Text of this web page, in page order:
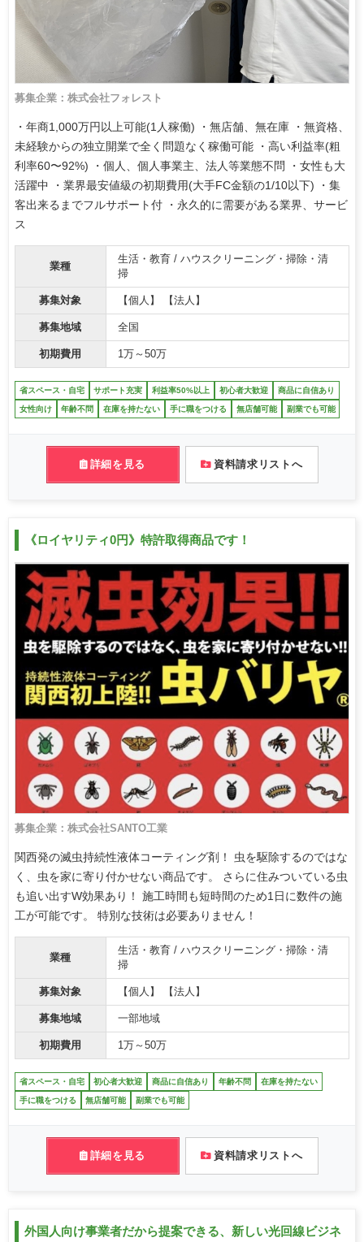
募集企業：株式会社フォレスト
・年商1,000万円以上可能(1人稼働) ・無店舗、無在庫 ・無資格、
未経験からの独立開業で全く問題なく稼働可能 ・高い利益率(粗
利率60〜92%) ・個人、個人事業主、法人等業態不問 ・女性も大
活躍中 ・業界最安値級の初期費用(大手FC金額の1/10以下) ・集
客出来るまでフルサポート付 ・永久的に需要がある業界、サービ
ス
業種
生活・教育 / ハウスクリーニング・掃除・清
掃
募集対象 【個人】 【法人】
募集地域 全国
初期費用 1万～50万
省スペース・自宅 サポート充実 利益率50%以上 初心者大歓迎 商品に自信あり
女性向け 年齢不問 在庫を持たない 手に職をつける 無店舗可能 副業でも可能
詳細を見る 資料請求リストへ
《ロイヤリティ0円》特許取得商品です！
募集企業：株式会社SANTO工業
関西発の滅虫持続性液体コーティング剤！ 虫を駆除するのではな
く、虫を家に寄り付かせない商品です。 さらに住みついている虫
も追い出すW効果あり！ 施工時間も短時間のため1日に数件の施
工が可能です。 特別な技術は必要ありません！
業種
生活・教育 / ハウスクリーニング・掃除・清
掃
募集対象 【個人】 【法人】
募集地域 一部地域
初期費用 1万～50万
省スペース・自宅 初心者大歓迎 商品に自信あり 年齢不問 在庫を持たない
手に職をつける 無店舗可能 副業でも可能
詳細を見る 資料請求リストへ
外国人向け事業者だから提案できる、新しい光回線ビジネ